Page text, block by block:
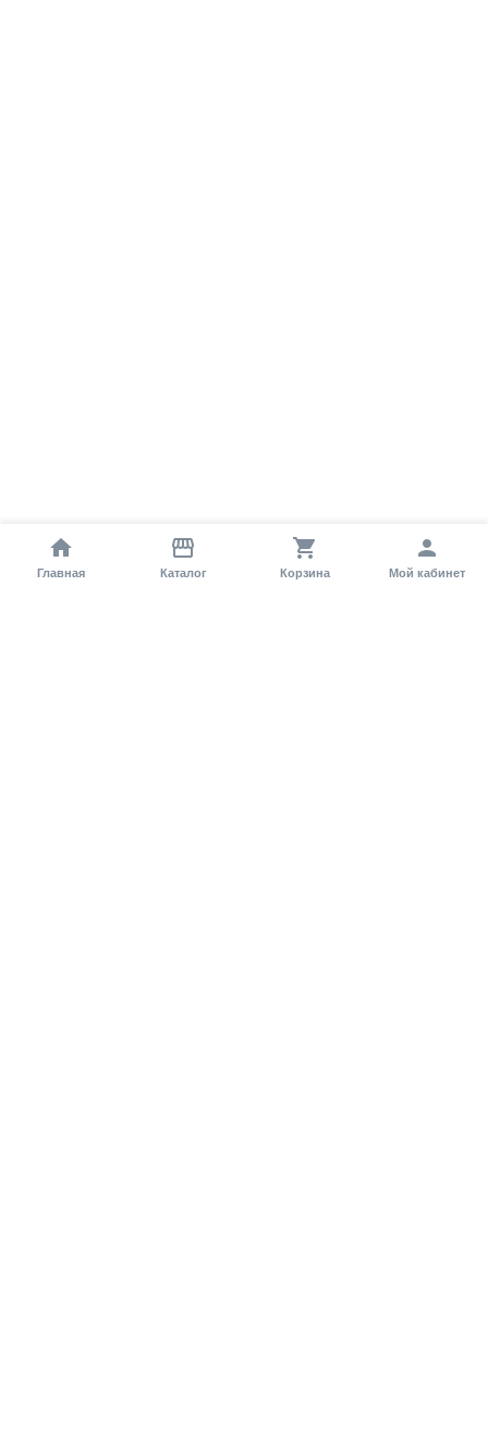
Главная Каталог Корзина Мой кабинет